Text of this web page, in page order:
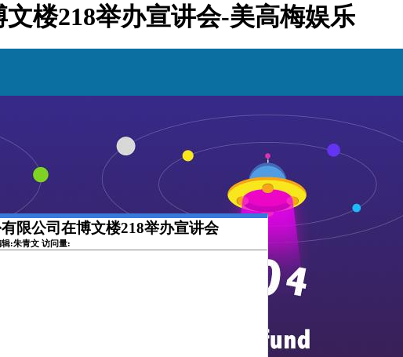
楼218举办宣讲会-美高梅娱乐
限公司在博文楼218举办宣讲会
:朱青文 访问量: